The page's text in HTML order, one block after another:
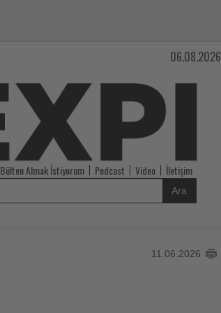
06.08.2026
Bülten Almak İstiyorum Podcast Video İletişim
Ara
11.06.2026